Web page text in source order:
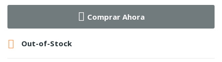
Comprar Ahora
 Out-of-Stock